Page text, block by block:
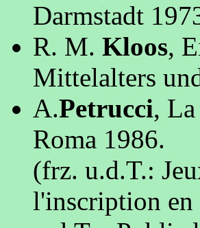
Darmstadt
R. M. Kloos,
Mittelalters
A.Petrucci,
Roma 1986.
(frz. u.d.T.:
l'inscription en